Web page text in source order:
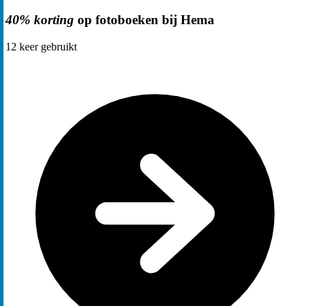
40% korting op fotoboeken bij Hema
12 keer gebruikt